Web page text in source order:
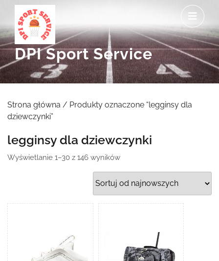
content
DPI Sport Service
Strona główna / Produkty oznaczone “legginsy dla
dziewczynki”
legginsy dla dziewczynki
Wyświetlanie 1–30 z 146 wynikówPosortowane
według
najnowszych